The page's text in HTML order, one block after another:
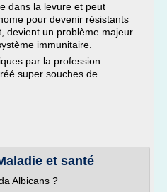
dans la levure et peut
pour devenir résistants
devient un problème majeur
immunitaire.
par la profession
super souches de
et santé
Albicans ?